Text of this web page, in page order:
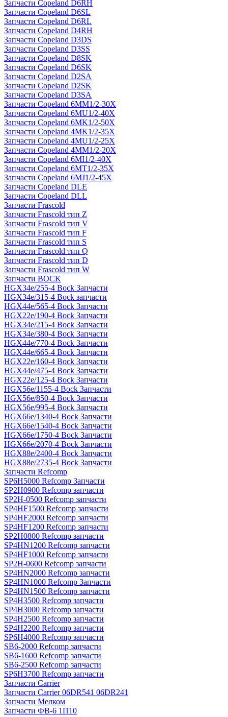
Запчасти Copeland D6RH
Запчасти Copeland D6SL
Запчасти Copeland D6RL
Запчасти Copeland D4RH
Запчасти Copeland D3DS
Запчасти Copeland D3SS
Запчасти Copeland D8SK
Запчасти Copeland D6SK
Запчасти Copeland D2SA
Запчасти Copeland D2SK
Запчасти Copeland D3SA
Запчасти Copeland 6MM1/2-30X
Запчасти Copeland 6MU1/2-40X
Запчасти Copeland 6MK1/2-50X
Запчасти Copeland 4MK1/2-35X
Запчасти Copeland 4MU1/2-25X
Запчасти Copeland 4MM1/2-20X
Запчасти Copeland 6MI1/2-40X
Запчасти Copeland 6MT1/2-35X
Запчасти Copeland 6MJ1/2-45X
Запчасти Copeland DLE
Запчасти Copeland DLL
Запчасти Frascold
Запчасти Frascold тип Z
Запчасти Frascold тип V
Запчасти Frascold тип F
Запчасти Frascold тип S
Запчасти Frascold тип Q
Запчасти Frascold тип D
Запчасти Frascold тип W
Запчасти BOCK
HGX34e/255-4 Bock Запчасти
HGX34e/315-4 Bock запчасти
HGX44e/565-4 Bock Запчасти
HGX22e/190-4 Bock Запчасти
HGX34e/215-4 Bock Запчасти
HGX34e/380-4 Bock Запчасти
HGX44e/770-4 Bock Запчасти
HGX44e/665-4 Bock Запчасти
HGX22e/160-4 Bock Запчасти
HGX44e/475-4 Bock Запчасти
HGX22e/125-4 Bock Запчасти
HGX56e/1155-4 Bock Запчасти
HGX56e/850-4 Bock Запчасти
HGX56e/995-4 Bock Запчасти
HGX66e/1340-4 Bock Запчасти
HGX66e/1540-4 Bock Запчасти
HGX66e/1750-4 Bock Запчасти
HGX66e/2070-4 Bock Запчасти
HGX88e/2400-4 Bock Запчасти
HGX88e/2735-4 Bock Запчасти
Запчасти Refcomp
SP6H5000 Refcomp Запчасти
SP2H0900 Refcomp запчасти
SP2H-0500 Refcomp запчасти
SP4HF1500 Refcomp запчасти
SP4HF2000 Refcomp запчасти
SP4HF1200 Refcomp запчасти
SP2H0800 Refcomp запчасти
SP4HN1200 Refcomp запчасти
SP4HF1000 Refcomp запчасти
SP2H-0600 Refcomp запчасти
SP4HN2000 Refcomp запчасти
SP4HN1000 Refcomp Запчасти
SP4HN1500 Refcomp запчасти
SP4H3500 Refcomp запчасти
SP4H3000 Refcomp запчасти
SP4H2500 Refcomp запчасти
SP4H2200 Refcomp запчасти
SP6H4000 Refcomp запчасти
SB6-2000 Refcomp запчасти
SB6-1600 Refcomp запчасти
SB6-2500 Refcomp запчасти
SP6H3700 Refcomp запчасти
Запчасти Carrier
Запчасти Carrier 06DR541 06DR241
Запчасти Мелком
Запчасти ФВ-6 1П10